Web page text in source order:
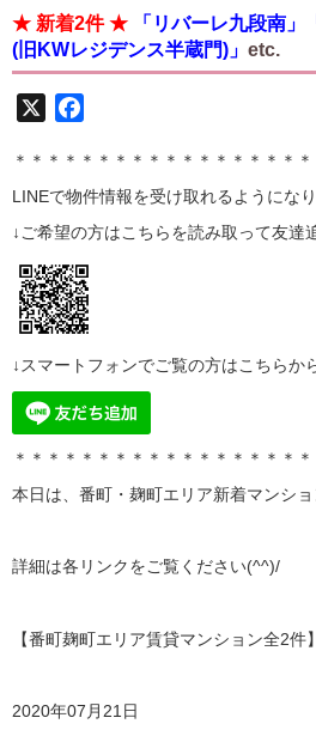
★ 新着2件 ★
「リバーレ九段南
(旧KWレジデンス半蔵門)」 etc.
＊＊＊＊＊＊＊＊＊＊＊＊＊＊＊＊＊＊
LINEで物件情報を受け取れるようになり
↓ご希望の方はこちらを読み取って友達
↓スマートフォンでご覧の方はこちらか
＊＊＊＊＊＊＊＊＊＊＊＊＊＊＊＊＊＊
本日は、番町・麹町エリア新着マンシ
詳細は各リンクをご覧ください(^^)/
【番町麹町エリア賃貸マンション全2件】
2020年07月21日